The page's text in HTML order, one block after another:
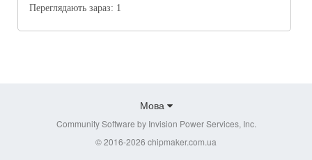
Переглядають зараз: 1
Мова
Community Software by Invision Power Services, Inc.
© 2016-2026 chipmaker.com.ua